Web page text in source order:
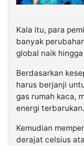
Kala itu, para
banyak
global naik
Berdasarkan
harus berjanji
gas rumah kaca,
energi terbarukan.
Kemudian
derajat celsius